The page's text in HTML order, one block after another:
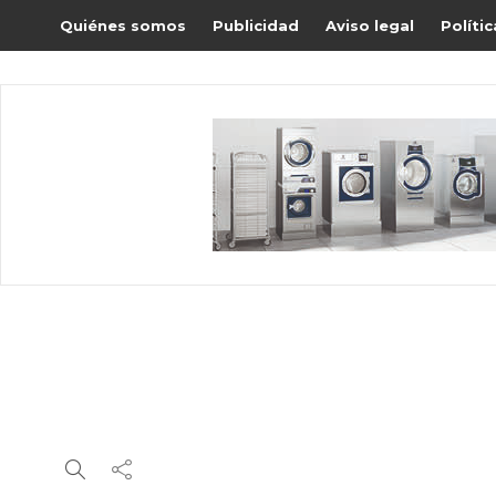
Quiénes somos Publicidad Aviso legal